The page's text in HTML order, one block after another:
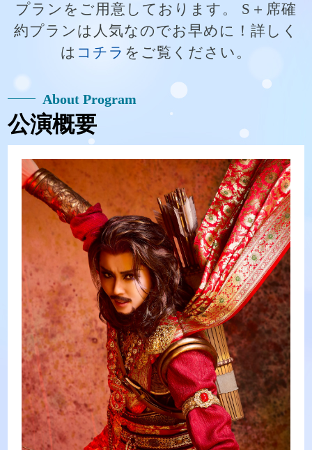
プランをご用意しております。 S＋席確
約プランは人気なのでお早めに！詳しく
は コチラ をご覧ください。
About Program
公演概要